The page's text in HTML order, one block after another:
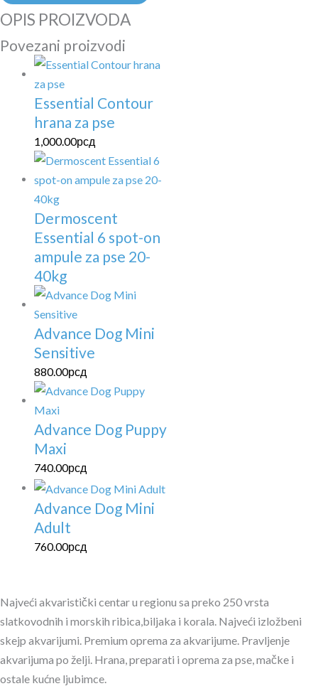
OPIS PROIZVODA
Povezani proizvodi
Essential Contour
hrana za pse
1,000.00рсд
Dermoscent
Essential 6 spot-on
ampule za pse 20-
40kg
Advance Dog Mini
Sensitive
880.00рсд
Advance Dog Puppy
Maxi
740.00рсд
Advance Dog Mini
Adult
760.00рсд
Najveći akvaristički centar u regionu sa preko 250 vrsta
slatkovodnih i morskih ribica,biljaka i korala. Najveći izložbeni
skejp akvarijumi. Premium oprema za akvarijume. Pravljenje
akvarijuma po želji. Hrana, preparati i oprema za pse, mačke i
ostale kućne ljubimce.